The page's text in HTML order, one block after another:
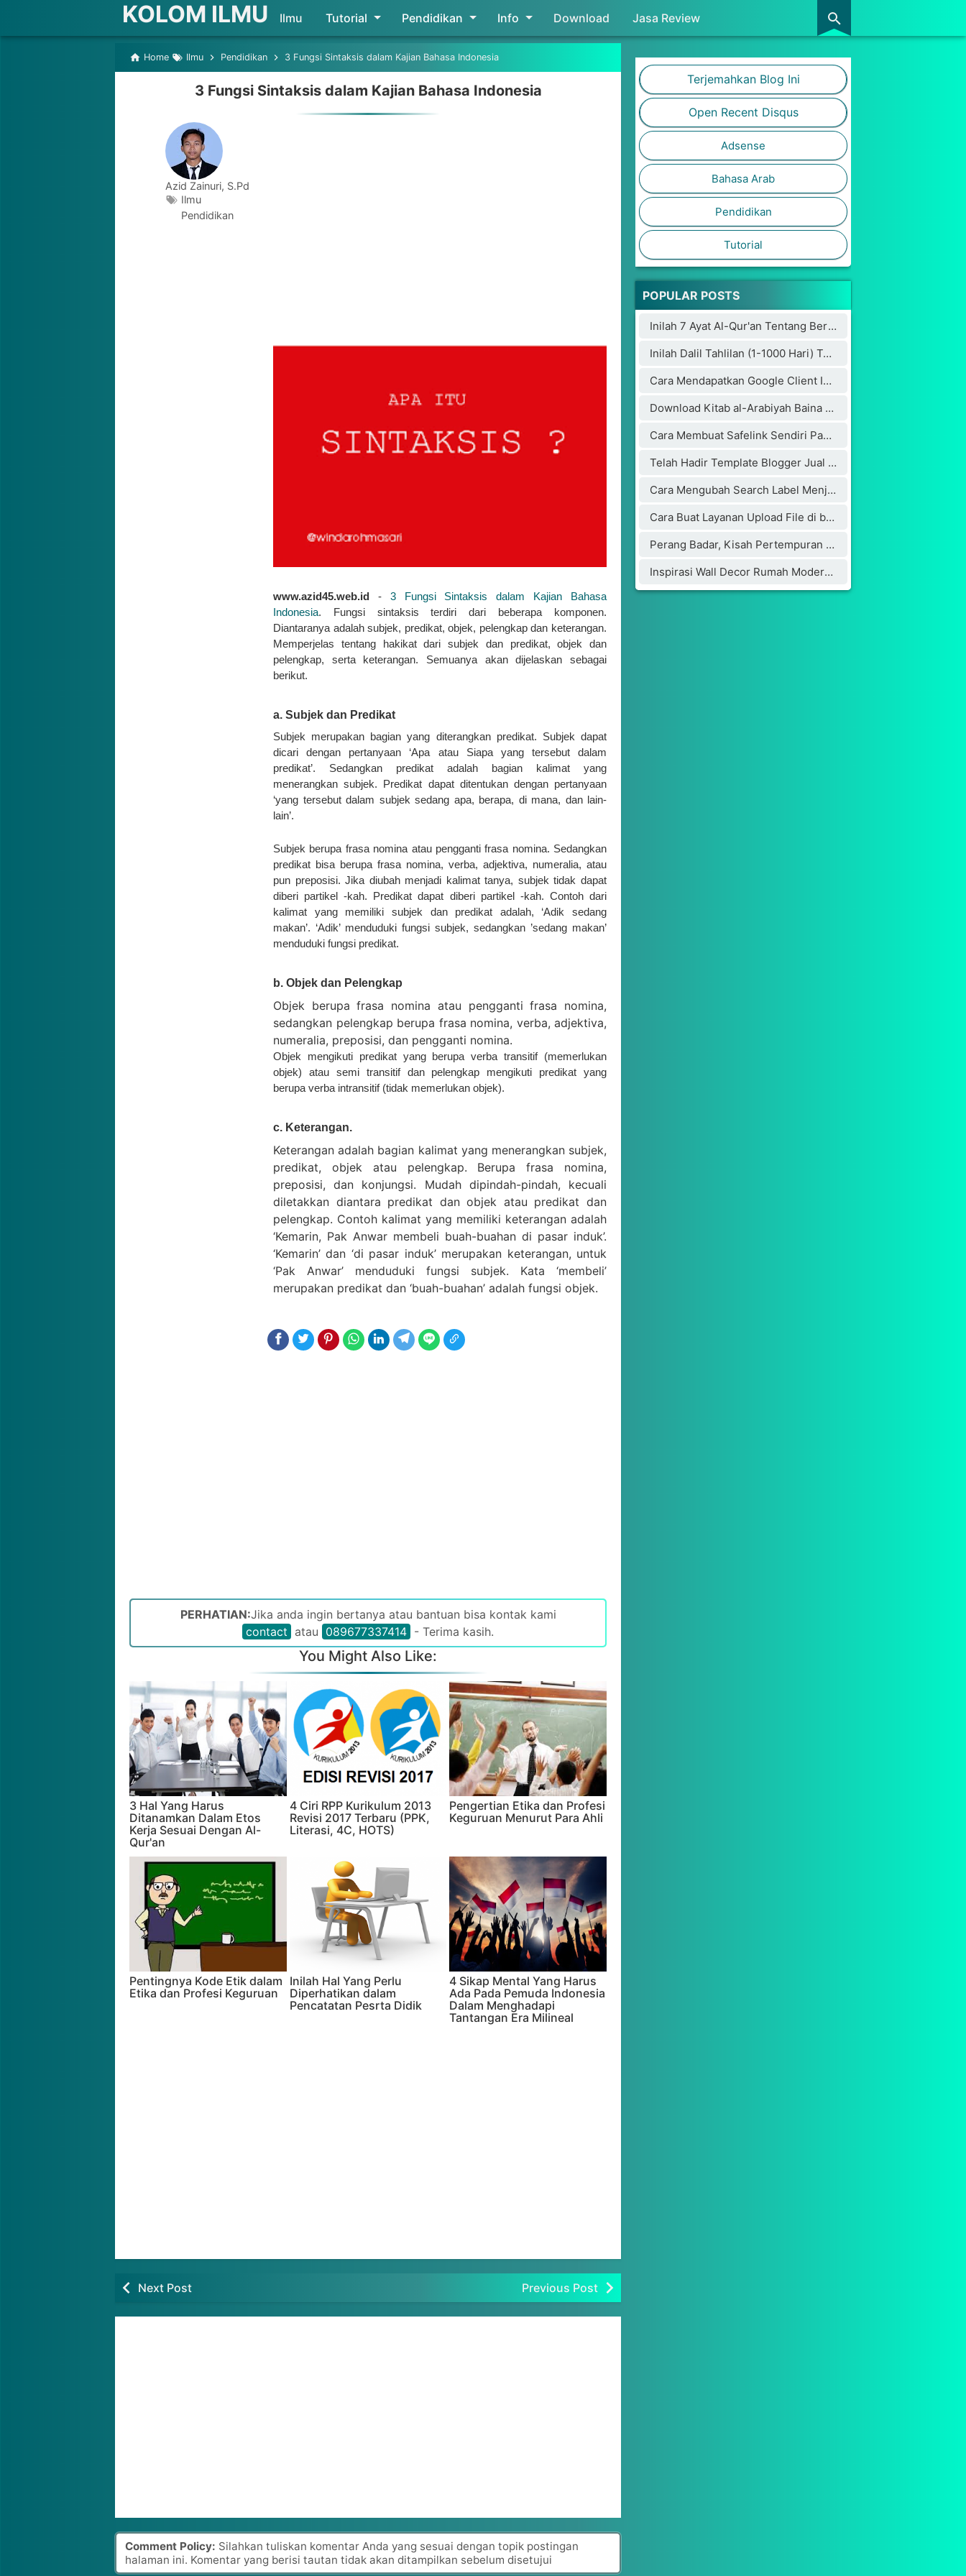
Skip to main content
KOLOM ILMU Ilmu Tutorial Pendidikan Info Download Jasa Review
Home Ilmu Pendidikan 3 Fungsi Sintaksis dalam Kajian Bahasa Indonesia
3 Fungsi Sintaksis dalam Kajian Bahasa Indonesia
www.azid45.web.id - 3 Fungsi Sintaksis dalam Kajian Bahasa
Indonesia. Fungsi sintaksis terdiri dari beberapa komponen.
Diantaranya adalah subjek, predikat, objek, pelengkap dan keterangan.
Memperjelas tentang hakikat dari subjek dan predikat, objek dan
pelengkap, serta keterangan. Semuanya akan dijelaskan sebagai
berikut.
a. Subjek dan Predikat
Subjek merupakan bagian yang diterangkan predikat. Subjek dapat
dicari dengan pertanyaan ‘Apa atau Siapa yang tersebut dalam
predikat’. Sedangkan predikat adalah bagian kalimat yang
menerangkan subjek. Predikat dapat ditentukan dengan pertanyaan
‘yang tersebut dalam subjek sedang apa, berapa, di mana, dan lain-
lain’.
Subjek berupa frasa nomina atau pengganti frasa nomina. Sedangkan
predikat bisa berupa frasa nomina, verba, adjektiva, numeralia, atau
pun preposisi. Jika diubah menjadi kalimat tanya, subjek tidak dapat
diberi partikel -kah. Predikat dapat diberi partikel -kah. Contoh dari
kalimat yang memiliki subjek dan predikat adalah, ‘Adik sedang
makan’. ‘Adik’ menduduki fungsi subjek, sedangkan ’sedang makan’
menduduki fungsi predikat.
b. Objek dan Pelengkap
Objek berupa frasa nomina atau pengganti frasa nomina,
sedangkan pelengkap berupa frasa nomina, verba, adjektiva,
numeralia, preposisi, dan pengganti nomina.
Objek mengikuti predikat yang berupa verba transitif (memerlukan
objek) atau semi transitif dan pelengkap mengikuti predikat yang
berupa verba intransitif (tidak memerlukan objek).
c. Keterangan.
Keterangan adalah bagian kalimat yang menerangkan subjek,
predikat, objek atau pelengkap. Berupa frasa nomina,
preposisi, dan konjungsi. Mudah dipindah-pindah, kecuali
diletakkan diantara predikat dan objek atau predikat dan
pelengkap. Contoh kalimat yang memiliki keterangan adalah
‘Kemarin, Pak Anwar membeli buah-buahan di pasar induk’.
‘Kemarin’ dan ‘di pasar induk’ merupakan keterangan, untuk
‘Pak Anwar’ menduduki fungsi subjek. Kata ‘membeli’
merupakan predikat dan ‘buah-buahan’ adalah fungsi objek.
Azid Zainuri, S.Pd
Ilmu
Pendidikan
PERHATIAN:Jika anda ingin bertanya atau bantuan bisa kontak kami
contact atau 089677337414 - Terima kasih.
You Might Also Like:
3 Hal Yang Harus
Ditanamkan Dalam Etos
Kerja Sesuai Dengan Al-
Qur'an
4 Ciri RPP Kurikulum 2013
Revisi 2017 Terbaru (PPK,
Literasi, 4C, HOTS)
Pengertian Etika dan Profesi
Keguruan Menurut Para Ahli
Pentingnya Kode Etik dalam
Etika dan Profesi Keguruan
Inilah Hal Yang Perlu
Diperhatikan dalam
Pencatatan Pesrta Didik
4 Sikap Mental Yang Harus
Ada Pada Pemuda Indonesia
Dalam Menghadapi
Tantangan Era Milineal
Next Post Previous Post
Comment Policy: Silahkan tuliskan komentar Anda yang sesuai dengan topik postingan
halaman ini. Komentar yang berisi tautan tidak akan ditampilkan sebelum disetujui
Terjemahkan Blog Ini
Open Recent Disqus
Adsense
Bahasa Arab
Pendidikan
Tutorial
POPULAR POSTS
Inilah 7 Ayat Al-Qur'an Tentang Bertambahnya Usia
Inilah Dalil Tahlilan (1-1000 Hari) Terdapat Dalam Kitab Weda Hindu Bikin Penulisnya Masuk Islam
Cara Mendapatkan Google Client ID dan Google Key API
Download Kitab al-Arabiyah Baina Yadaik dan Audionya
Cara Membuat Safelink Sendiri Pada Blog Utama Yang Aman Buat Adsense
Telah Hadir Template Blogger Jual Beli Online Mirip Blibli.com
Cara Mengubah Search Label Menjadi Category dengan Cloudflare
Cara Buat Layanan Upload File di blogger (blogspot)
Perang Badar, Kisah Pertempuran yang Mengguncang Jazirah Arab
Inspirasi Wall Decor Rumah Modern untuk Kamu yang Lagi Membangun atau Renovasi